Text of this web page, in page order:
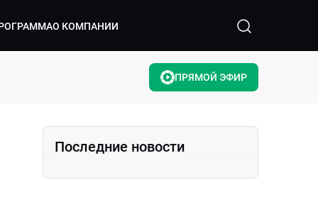
О КОМПАНИИ
ПРЯМОЙ ЭФИР
Последние новости